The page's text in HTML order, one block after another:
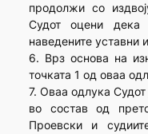
продолжи со
Судот оцени
наведените уставни
6. Врз основа на
точката 1 од оваа
7. Оваа одлука Судот
во состав од
Проевски и